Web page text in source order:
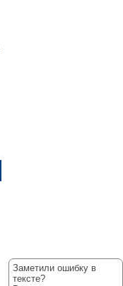
Заметили ошибку в
тексте?